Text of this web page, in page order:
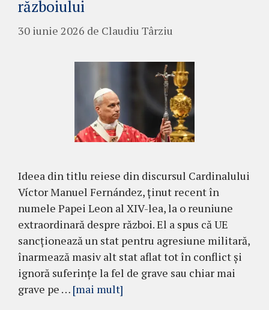
războiului
30 iunie 2026 de Claudiu Târziu
Ideea din titlu reiese din discursul Cardinalului
Víctor Manuel Fernández, ținut recent în
numele Papei Leon al XIV-lea, la o reuniune
extraordinară despre război. El a spus că UE
sancționează un stat pentru agresiune militară,
înarmează masiv alt stat aflat tot în conflict și
ignoră suferințe la fel de grave sau chiar mai
grave pe … [mai mult]